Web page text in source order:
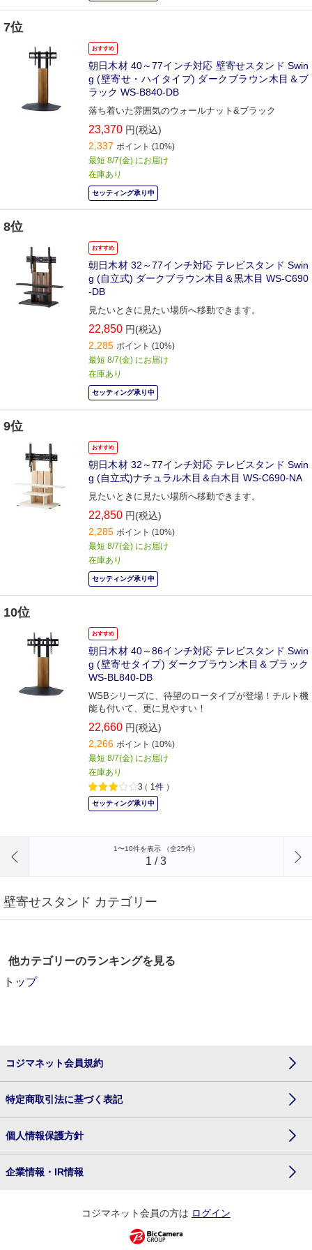
7位
おすすめ
朝日木材 40～77インチ対応 壁寄せスタンド Swin
g (壁寄せ・ハイタイプ) ダークブラウン木目＆ブ
ラック WS-B840-DB
落ち着いた雰囲気のウォールナット&ブラック
23,370 円(税込)
2,337 ポイント (10%)
最短 8/7(金) にお届け
在庫あり
セッティング承り中
8位
おすすめ
朝日木材 32～77インチ対応 テレビスタンド Swin
g (自立式) ダークブラウン木目＆黒木目 WS-C690
-DB
見たいときに見たい場所へ移動できます。
22,850 円(税込)
2,285 ポイント (10%)
最短 8/7(金) にお届け
在庫あり
セッティング承り中
9位
おすすめ
朝日木材 32～77インチ対応 テレビスタンド Swin
g (自立式)ナチュラル木目＆白木目 WS-C690-NA
見たいときに見たい場所へ移動できます。
22,850 円(税込)
2,285 ポイント (10%)
最短 8/7(金) にお届け
在庫あり
セッティング承り中
10位
おすすめ
朝日木材 40～86インチ対応 テレビスタンド Swin
g (壁寄せタイプ) ダークブラウン木目＆ブラック
WS-BL840-DB
WSBシリーズに、待望のロータイプが登場！チルト機
能も付いて、更に見やすい！
22,660 円(税込)
2,266 ポイント (10%)
最短 8/7(金) にお届け
在庫あり
3（ 1件 ）
セッティング承り中
1〜10件を表示 （全25件）
1 /3
壁寄せスタンド カテゴリー
他カテゴリーのランキングを見る
トップ
コジマネット会員規約
特定商取引法に基づく表記
個人情報保護方針
企業情報・IR情報
コジマネット会員の方は ログイン